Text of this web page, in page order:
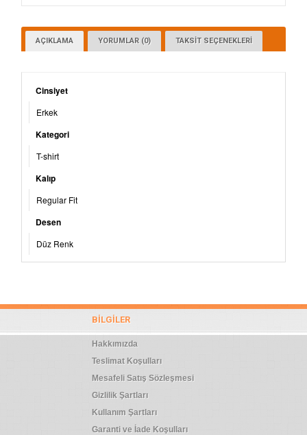
AÇIKLAMA YORUMLAR (0) TAKSIT SEÇENEKLERI
Cinsiyet
Erkek
Kategori
T-shirt
Kalıp
Regular Fit
Desen
Düz Renk
BILGILER
Hakkımızda
Teslimat Koşulları
Mesafeli Satış Sözleşmesi
Gizlilik Şartları
Kullanım Şartları
Garanti ve İade Koşulları